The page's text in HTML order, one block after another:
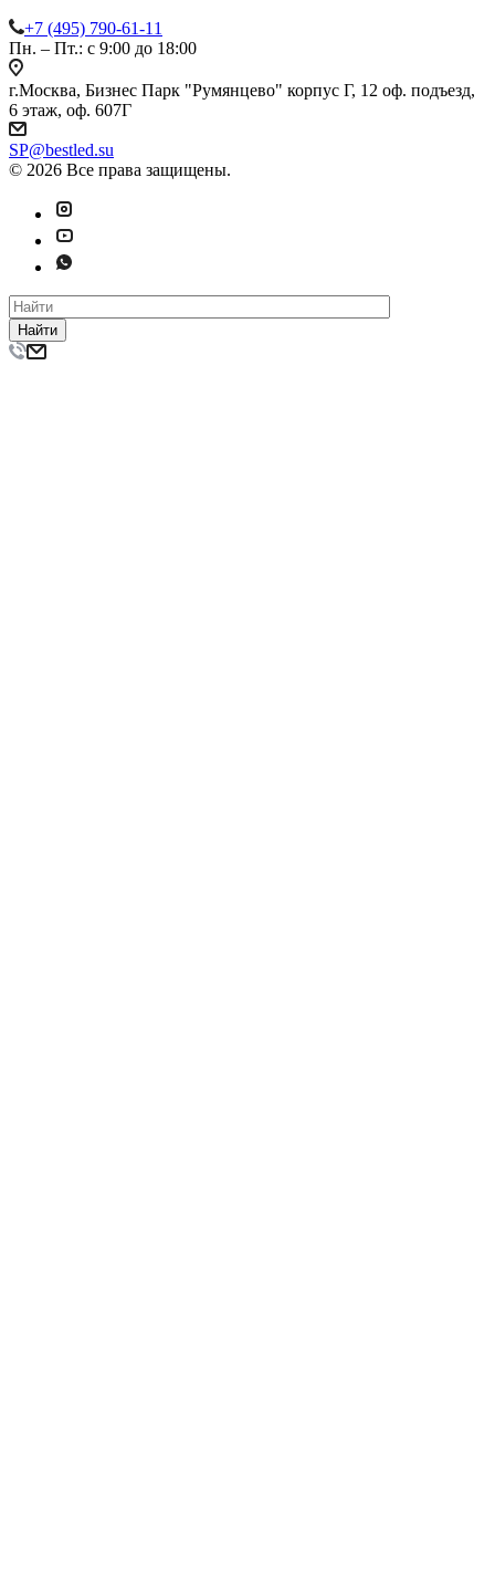
+7 (495) 790-61-11
Пн. – Пт.: с 9:00 до 18:00
г.Москва, Бизнес Парк "Румянцево" корпус Г, 12 оф. подъезд,
6 этаж, оф. 607Г
SP@bestled.su
© 2026 Все права защищены.
Найти